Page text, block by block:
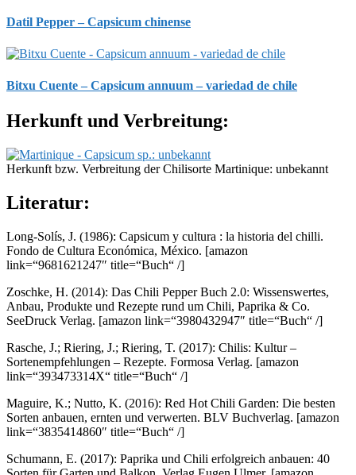
Datil Pepper – Capsicum chinense
Bitxu Cuente – Capsicum annuum – variedad de chile
Herkunft und Verbreitung:
Herkunft bzw. Verbreitung der Chilisorte Martinique: unbekannt
Literatur:
Long-Solís, J. (1986): Capsicum y cultura : la historia del chilli.
Fondo de Cultura Económica, México. [amazon
link=“9681621247″ title=“Buch“ /]
Zoschke, H. (2014): Das Chili Pepper Buch 2.0: Wissenswertes,
Anbau, Produkte und Rezepte rund um Chili, Paprika & Co.
SeeDruck Verlag. [amazon link=“3980432947″ title=“Buch“ /]
Rasche, J.; Riering, J.; Riering, T. (2017): Chilis: Kultur –
Sortenempfehlungen – Rezepte. Formosa Verlag. [amazon
link=“393473314X“ title=“Buch“ /]
Maguire, K.; Nutto, K. (2016): Red Hot Chili Garden: Die besten
Sorten anbauen, ernten und verwerten. BLV Buchverlag. [amazon
link=“3835414860″ title=“Buch“ /]
Schumann, E. (2017): Paprika und Chili erfolgreich anbauen: 40